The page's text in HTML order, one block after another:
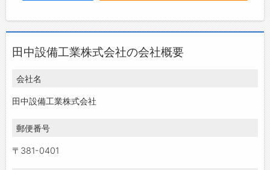
田中設備工業株式会社の会社概要
会社名
田中設備工業株式会社
郵便番号
〒381-0401